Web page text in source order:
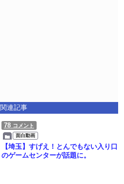
関連記事
78 コメント
面白動画
【埼玉】すげえ！とんでもない入り口
のゲームセンターが話題に。